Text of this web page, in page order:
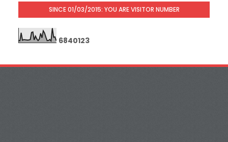
SINCE 01/03/2015: YOU ARE VISITOR NUMBER
6840123